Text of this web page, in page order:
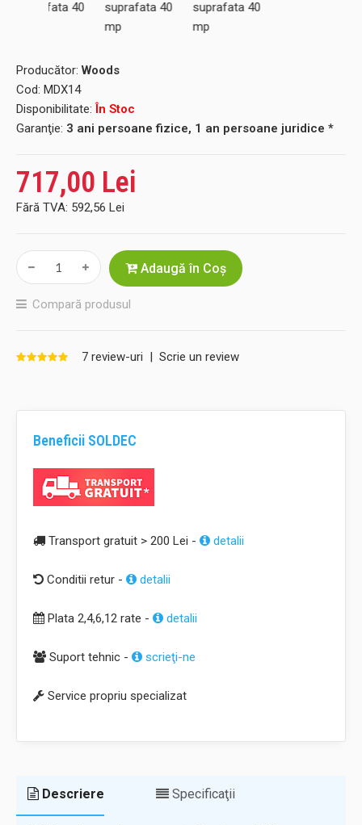
Producător: Woods
Cod: MDX14
Disponibilitate: În Stoc
Garanţie: 3 ani persoane fizice, 1 an persoane juridice *
717,00 Lei
Fără TVA: 592,56 Lei
Adaugă în Coş
Compară produsul
7 review-uri | Scrie un review
Beneficii SOLDEC
Transport gratuit > 200 Lei - detalii
Conditii retur - detalii
Plata 2,4,6,12 rate - detalii
Suport tehnic - scrieţi-ne
Service propriu specializat
Descriere Specificaţii